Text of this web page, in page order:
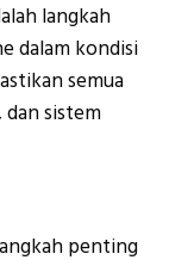
langkah
dalam kondisi
semua
sistem
penting